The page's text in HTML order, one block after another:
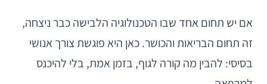
אם יש תחום אחד שבו הטכנולוגיה הלבישה כבר ניצחה,
זה תחום הבריאות והכושר. כאן היא פוגשת צורך אנושי
בסיסי: להבין מה קורה לגוף, בזמן אמת, בלי להיכנס